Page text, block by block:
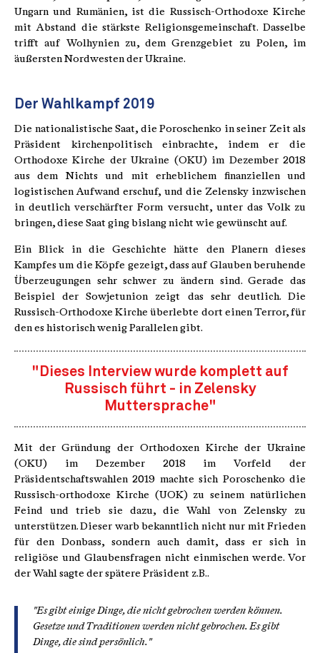
Ungarn und Rumänien, ist die Russisch-Orthodoxe Kirche
mit Abstand die stärkste Religionsgemeinschaft. Dasselbe
trifft auf Wolhynien zu, dem Grenzgebiet zu Polen, im
äußersten Nordwesten der Ukraine.
Der Wahlkampf 2019
Die nationalistische Saat, die Poroschenko in seiner Zeit als
Präsident kirchenpolitisch einbrachte, indem er die
Orthodoxe Kirche der Ukraine (OKU) im Dezember 2018
aus dem Nichts und mit erheblichem finanziellen und
logistischen Aufwand erschuf, und die Zelensky inzwischen
in deutlich verschärfter Form versucht, unter das Volk zu
bringen, diese Saat ging bislang nicht wie gewünscht auf.
Ein Blick in die Geschichte hätte den Planern dieses
Kampfes um die Köpfe gezeigt, dass auf Glauben beruhende
Überzeugungen sehr schwer zu ändern sind. Gerade das
Beispiel der Sowjetunion zeigt das sehr deutlich. Die
Russisch-Orthodoxe Kirche überlebte dort einen Terror, für
den es historisch wenig Parallelen gibt.
"Dieses Interview wurde komplett auf
Russisch führt - in Zelensky
Muttersprache"
Mit der Gründung der Orthodoxen Kirche der Ukraine
(OKU) im Dezember 2018 im Vorfeld der
Präsidentschaftswahlen 2019 machte sich Poroschenko die
Russisch-orthodoxe Kirche (UOK) zu seinem natürlichen
Feind und trieb sie dazu, die Wahl von Zelensky zu
unterstützen. Dieser warb bekanntlich nicht nur mit Frieden
für den Donbass, sondern auch damit, dass er sich in
religiöse und Glaubensfragen nicht einmischen werde. Vor
der Wahl sagte der spätere Präsident z.B..
"Es gibt einige Dinge, die nicht gebrochen werden können.
Gesetze und Traditionen werden nicht gebrochen. Es gibt
Dinge, die sind persönlich."